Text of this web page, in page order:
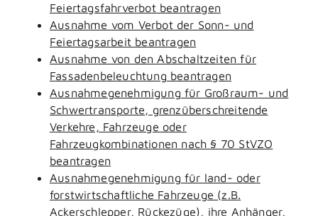
Feiertagsfahrverbot beantragen
Ausnahme vom Verbot der Sonn- und
Feiertagsarbeit beantragen
Ausnahme von den Abschaltzeiten für
Fassadenbeleuchtung beantragen
Ausnahmegenehmigung für Großraum- und
Schwertransporte, grenzüberschreitende
Verkehre, Fahrzeuge oder
Fahrzeugkombinationen nach § 70 StVZO
beantragen
Ausnahmegenehmigung für land- oder
forstwirtschaftliche Fahrzeuge (z.B.
Ackerschlepper, Rückezüge), ihre Anhänger,